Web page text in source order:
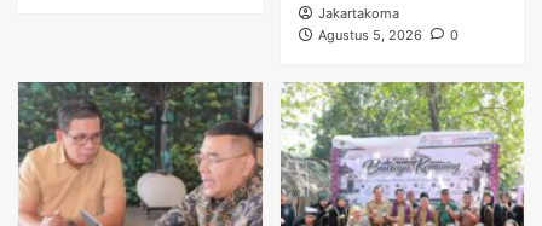
Jakartakoma
Agustus 5, 2026
0